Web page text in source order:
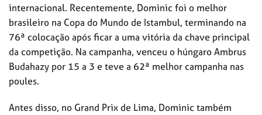
internacional. Recentemente, Dominic foi o melhor
brasileiro na Copa do Mundo de Istambul, terminando na
76ª colocação após ficar a uma vitória da chave principal
da competição. Na campanha, venceu o húngaro Ambrus
Budahazy por 15 a 3 e teve a 62ª melhor campanha nas
poules.
Antes disso, no Grand Prix de Lima, Dominic também